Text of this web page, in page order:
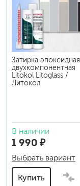
Затирка эпоксидная
двухкомпонентная
Litokol Litoglass /
Литокол
В наличии
1 990 ₽
Выбрать вариант
Купить